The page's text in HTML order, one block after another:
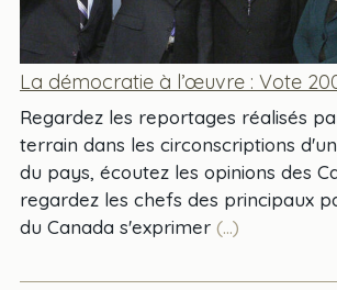
La démocratie à l’œuvre : Vote
Regardez les reportages réalisés
terrain dans les circonscriptions
du pays, écoutez les opinions des
regardez les chefs des principaux
du Canada s'exprimer (...)